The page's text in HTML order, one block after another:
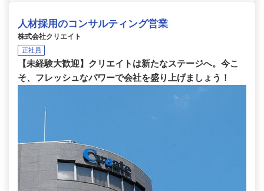
人材採用のコンサルティング営業
株式会社クリエイト
正社員
【未経験大歓迎】クリエイトは新たなステージへ。今こ
そ、フレッシュなパワーで会社を盛り上げましょう！